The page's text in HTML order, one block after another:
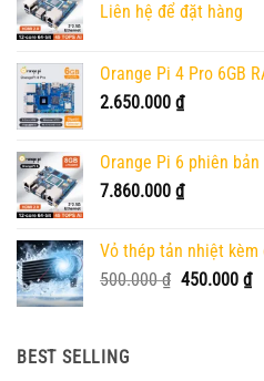
Liên hệ để đặt hàng
Orange Pi 4 Pro 6GB
2.650.000 ₫
Orange Pi 6 phiên bản
7.860.000 ₫
Vỏ thép tản nhiệt kèm
500.000₫ Giá
450.000 ₫Giá
BEST SELLING